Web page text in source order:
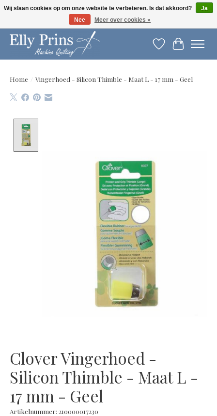
Let op: gewijzigde openingstijden!
Verlanglijst
Home / Vingerhoed - Silicon Thimble - Maat L - 17 mm - Geel
Clover Vingerhoed -
Silicon Thimble - Maat L -
17 mm - Geel
Artikelnummer: 210000017230
Wij slaan cookies op om onze website te verbeteren. Is dat akkoord?
Ja
Nee
Meer over cookies »